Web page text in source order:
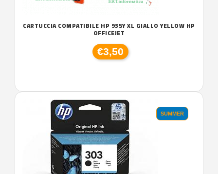
CARTUCCIA COMPATIBILE HP 935Y XL GIALLO YELLOW HP
OFFICEJET
€3,50
SUMMER